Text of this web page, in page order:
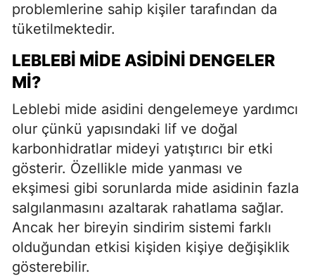
problemlerine sahip kişiler tarafından da
tüketilmektedir.
LEBLEBI MIDE ASIDINI DENGELER
MI?
Leblebi mide asidini dengelemeye yardımcı
olur çünkü yapısındaki lif ve doğal
karbonhidratlar mideyi yatıştırıcı bir etki
gösterir. Özellikle mide yanması ve
ekşimesi gibi sorunlarda mide asidinin fazla
salgılanmasını azaltarak rahatlama sağlar.
Ancak her bireyin sindirim sistemi farklı
olduğundan etkisi kişiden kişiye değişiklik
gösterebilir.